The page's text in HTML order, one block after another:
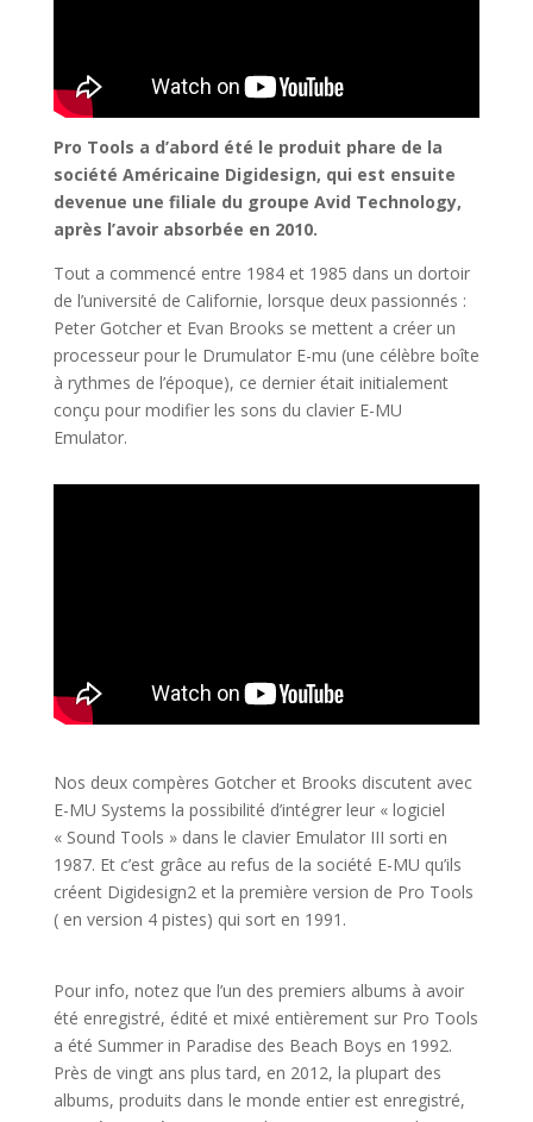
Pro Tools a d’abord été le produit phare de la
société Américaine Digidesign, qui est ensuite
devenue une filiale du groupe Avid Technology,
après l’avoir absorbée en 2010.
Tout a commencé entre 1984 et 1985 dans un dortoir
de l’université de Californie, lorsque deux passionnés :
Peter Gotcher et Evan Brooks se mettent a créer un
processeur pour le Drumulator E-mu (une célèbre boîte
à rythmes de l’époque), ce dernier était initialement
conçu pour modifier les sons du clavier E-MU
Emulator.
Nos deux compères Gotcher et Brooks discutent avec
E-MU Systems la possibilité d’intégrer leur « logiciel
« Sound Tools » dans le clavier Emulator III sorti en
1987. Et c’est grâce au refus de la société E-MU qu’ils
créent Digidesign2 et la première version de Pro Tools
( en version 4 pistes) qui sort en 1991.
Pour info, notez que l’un des premiers albums à avoir
été enregistré, édité et mixé entièrement sur Pro Tools
a été Summer in Paradise des Beach Boys en 1992.
Près de vingt ans plus tard, en 2012, la plupart des
albums, produits dans le monde entier est enregistré,